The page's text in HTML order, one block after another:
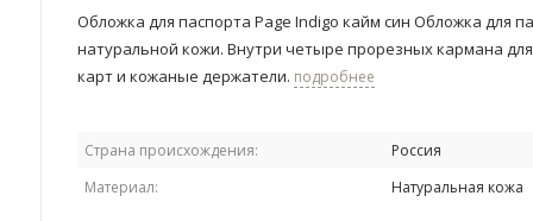
Обложка для паспорта Page Indigo кайм син Обложка для
натуральной кожи. Внутри четыре прорезных кармана
карт и кожаные держатели. подробнее
Страна происхождения:
Россия
Материал:
Натуральная кожа